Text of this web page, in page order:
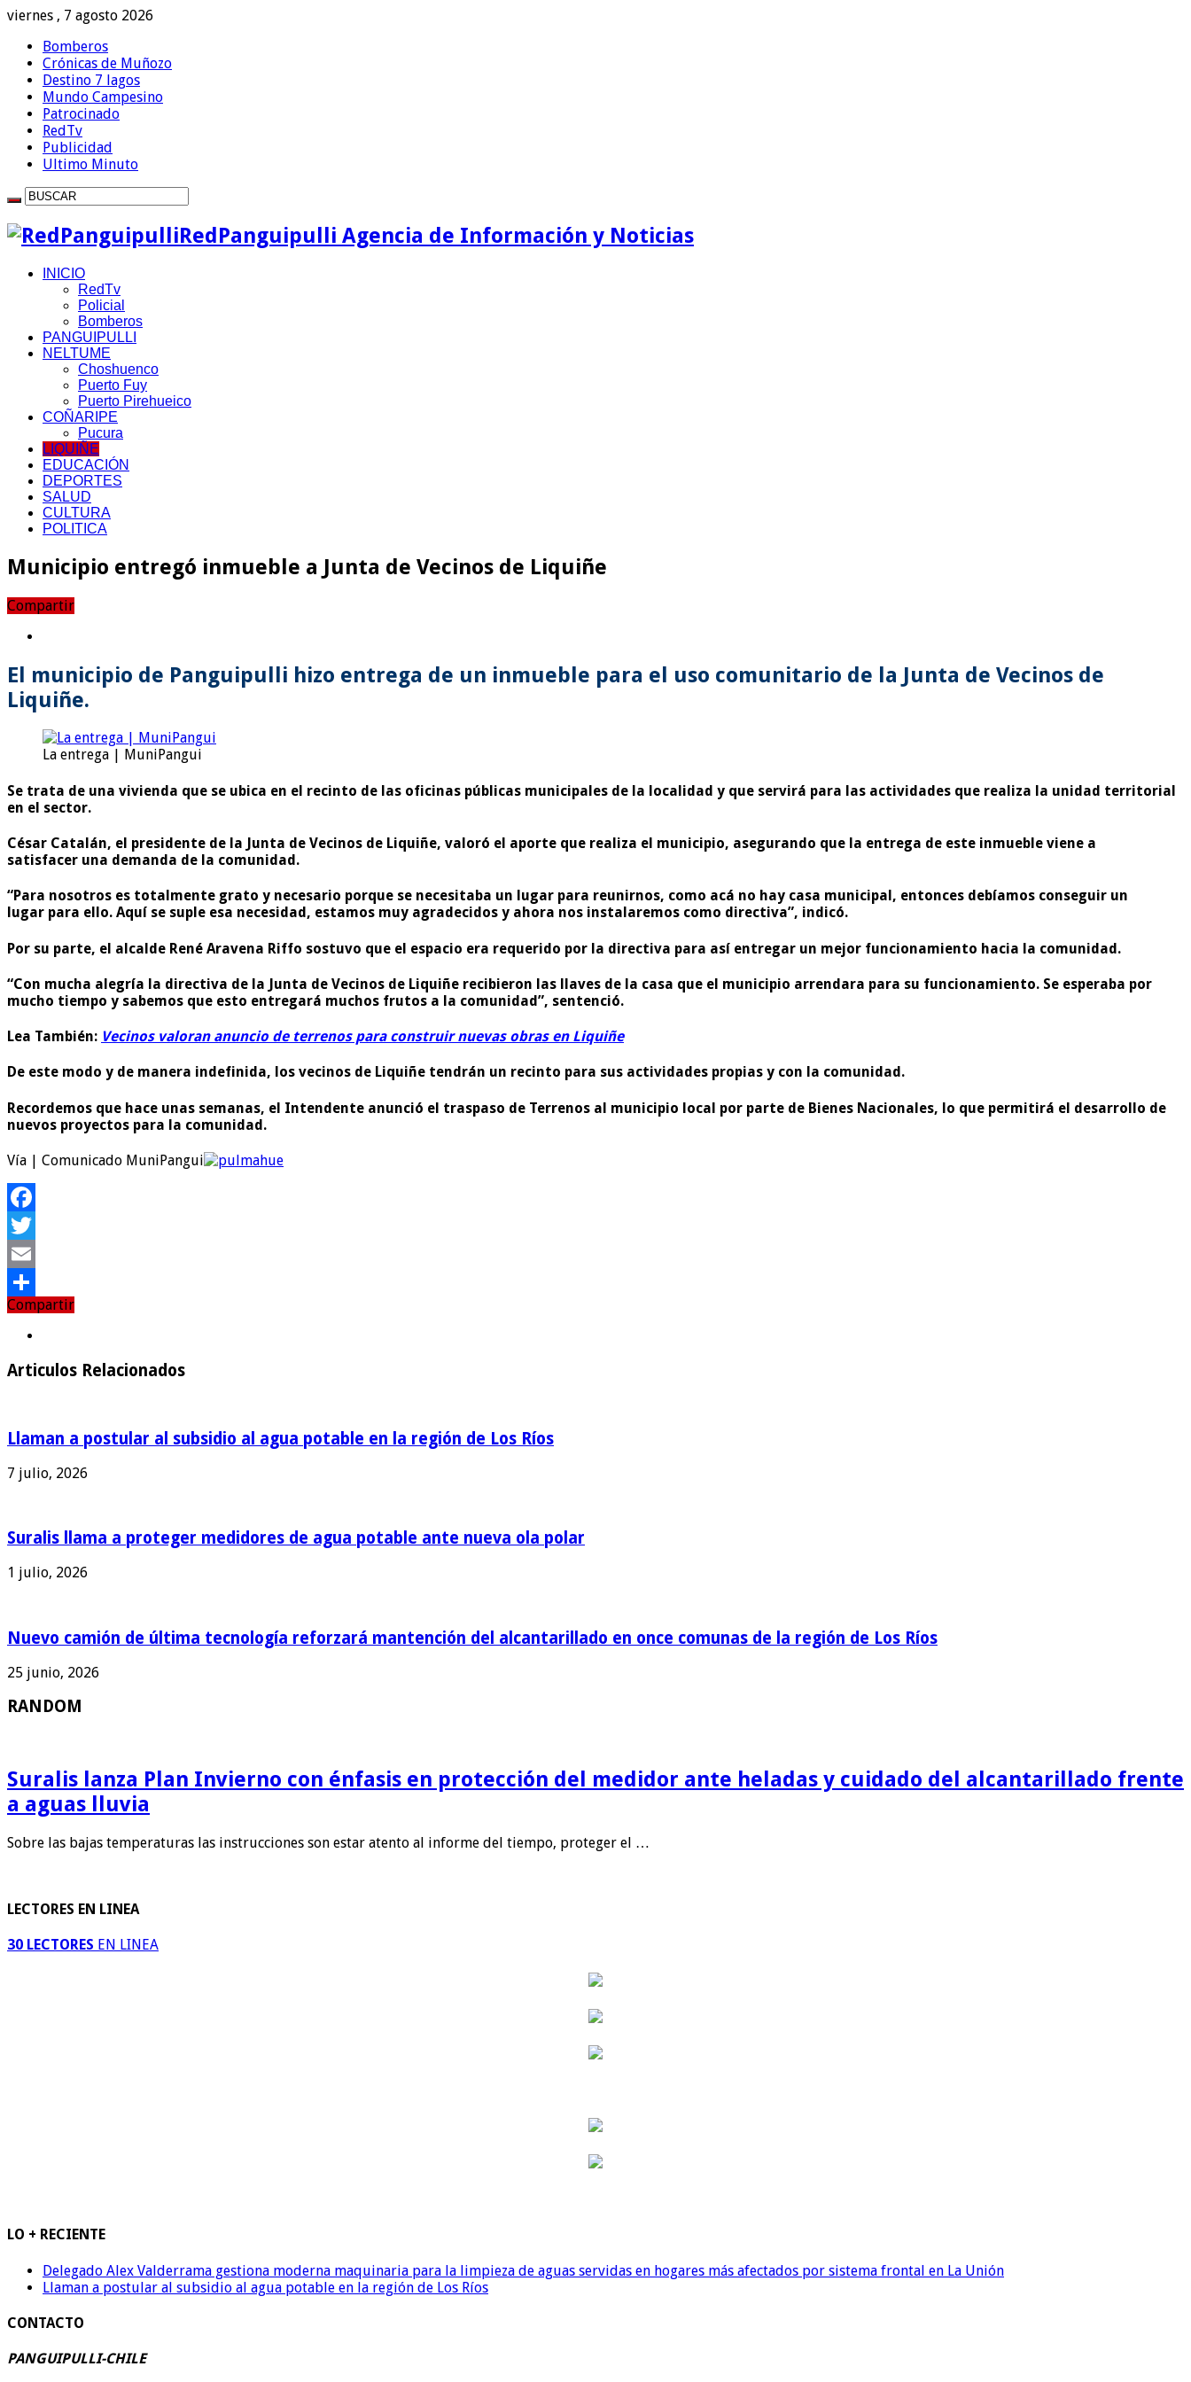
viernes , 7 agosto 2026
Bomberos
Crónicas de Muñozo
Destino 7 lagos
Mundo Campesino
Patrocinado
RedTv
Publicidad
Ultimo Minuto
RedPanguipulli Agencia de Información y Noticias
INICIO
RedTv
Policial
Bomberos
PANGUIPULLI
NELTUME
Choshuenco
Puerto Fuy
Puerto Pirehueico
COÑARIPE
Pucura
LIQUIÑE
EDUCACIÓN
DEPORTES
SALUD
CULTURA
POLITICA
Municipio entregó inmueble a Junta de Vecinos de Liquiñe
Compartir
El municipio de Panguipulli hizo entrega de un inmueble para el uso comunitario de la Junta de Vecinos de
Liquiñe.
La entrega | MuniPangui
Se trata de una vivienda que se ubica en el recinto de las oficinas públicas municipales de la localidad y que servirá para las actividades que realiza la unidad territorial
en el sector.
César Catalán, el presidente de la Junta de Vecinos de Liquiñe, valoró el aporte que realiza el municipio, asegurando que la entrega de este inmueble viene a
satisfacer una demanda de la comunidad.
“Para nosotros es totalmente grato y necesario porque se necesitaba un lugar para reunirnos, como acá no hay casa municipal, entonces debíamos conseguir un
lugar para ello. Aquí se suple esa necesidad, estamos muy agradecidos y ahora nos instalaremos como directiva”, indicó.
Por su parte, el alcalde René Aravena Riffo sostuvo que el espacio era requerido por la directiva para así entregar un mejor funcionamiento hacia la comunidad.
“Con mucha alegría la directiva de la Junta de Vecinos de Liquiñe recibieron las llaves de la casa que el municipio arrendara para su funcionamiento. Se esperaba por
mucho tiempo y sabemos que esto entregará muchos frutos a la comunidad”, sentenció.
Lea También: Vecinos valoran anuncio de terrenos para construir nuevas obras en Liquiñe
De este modo y de manera indefinida, los vecinos de Liquiñe tendrán un recinto para sus actividades propias y con la comunidad.
Recordemos que hace unas semanas, el Intendente anunció el traspaso de Terrenos al municipio local por parte de Bienes Nacionales, lo que permitirá el desarrollo de
nuevos proyectos para la comunidad.
Vía | Comunicado MuniPangui
Facebook
Twitter
Email
Compartir
Compartir
Articulos Relacionados
Llaman a postular al subsidio al agua potable en la región de Los Ríos
7 julio, 2026
Suralis llama a proteger medidores de agua potable ante nueva ola polar
1 julio, 2026
Nuevo camión de última tecnología reforzará mantención del alcantarillado en once comunas de la región de Los Ríos
25 junio, 2026
RANDOM
Suralis lanza Plan Invierno con énfasis en protección del medidor ante heladas y cuidado del alcantarillado frente
a aguas lluvia
Sobre las bajas temperaturas las instrucciones son estar atento al informe del tiempo, proteger el …
LECTORES EN LINEA
30 LECTORES EN LINEA
LO + RECIENTE
Delegado Alex Valderrama gestiona moderna maquinaria para la limpieza de aguas servidas en hogares más afectados por sistema frontal en La Unión
Llaman a postular al subsidio al agua potable en la región de Los Ríos
CONTACTO
PANGUIPULLI-CHILE